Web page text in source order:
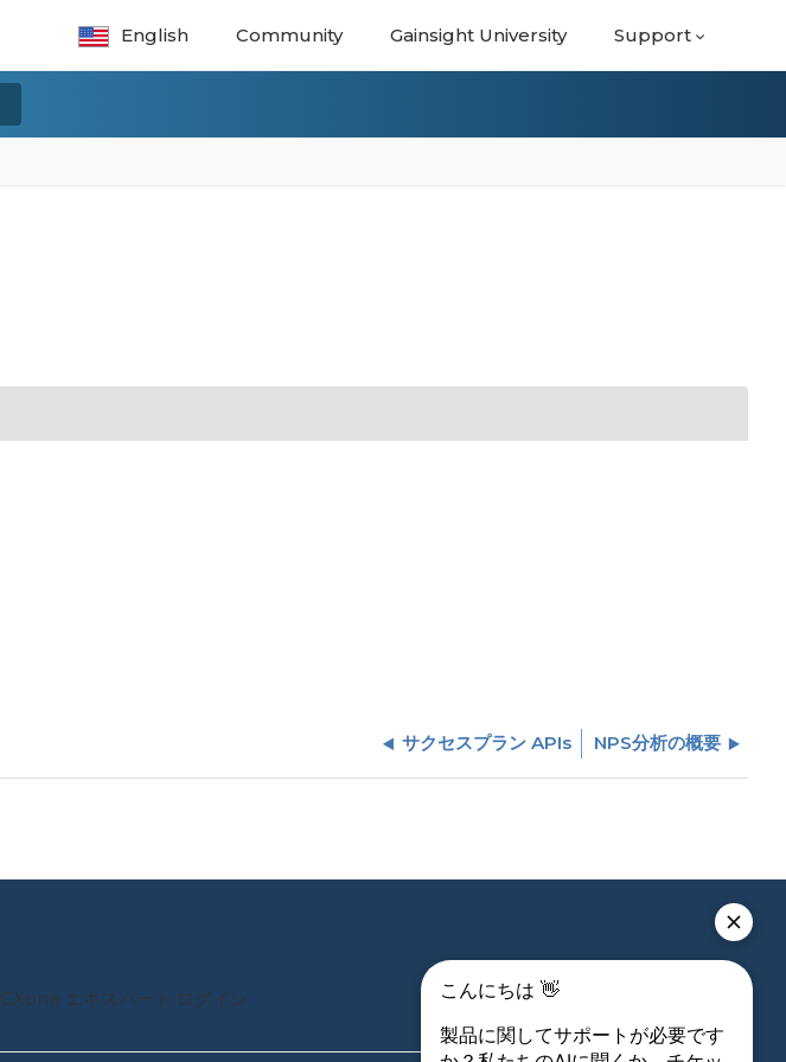
English Community Gainsight University Support
サクセスプラン APIs NPS分析の概要
CXone エキスパート ログイン